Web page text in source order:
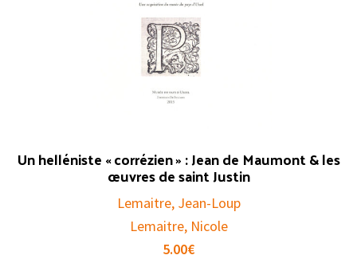
Un helléniste « corrézien » : Jean de Maumont & les
œuvres de saint Justin
Lemaitre, Jean-Loup
Lemaitre, Nicole
5.00€